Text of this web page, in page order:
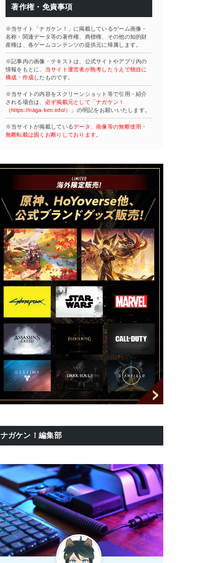
著作権・免責事項
※当サイト「ナガケン！」に掲載しているゲーム画像・
名称・関連データ等の著作権、商標権、その他の知的財
産権は、各ゲームコンテンツの提供元に帰属します。
※記事内の画像・テキストは、公式サイトやアプリ内の
情報をもとに、
当サイト運営者が熟考したうえで独自に
構成・作成したものです。
※当サイトの内容をスクリーンショット等で引用・紹介
される場合は、
必ず掲載元として「ナガケン！
（https://naga-ken.info/）」 の明記をお願いいたします。
※当サイトが掲載しているデータ、画像等の無断使用・
無断転載は固くお断りしております。
ナガケン！編集部